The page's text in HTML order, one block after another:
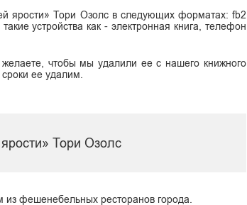
ярости» Тори Озолс в следующих форматах: fb2
устройства как - электронная книга, телефон
чтобы мы удалили ее с нашего книжного
ее удалим.
Тори Озолс
фешенебельных ресторанов города.